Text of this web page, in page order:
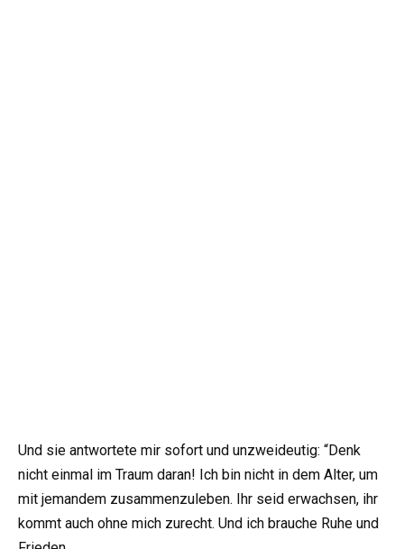
Und sie antwortete mir sofort und unzweideutig: “Denk
nicht einmal im Traum daran! Ich bin nicht in dem Alter, um
mit jemandem zusammenzuleben. Ihr seid erwachsen, ihr
kommt auch ohne mich zurecht. Und ich brauche Ruhe und